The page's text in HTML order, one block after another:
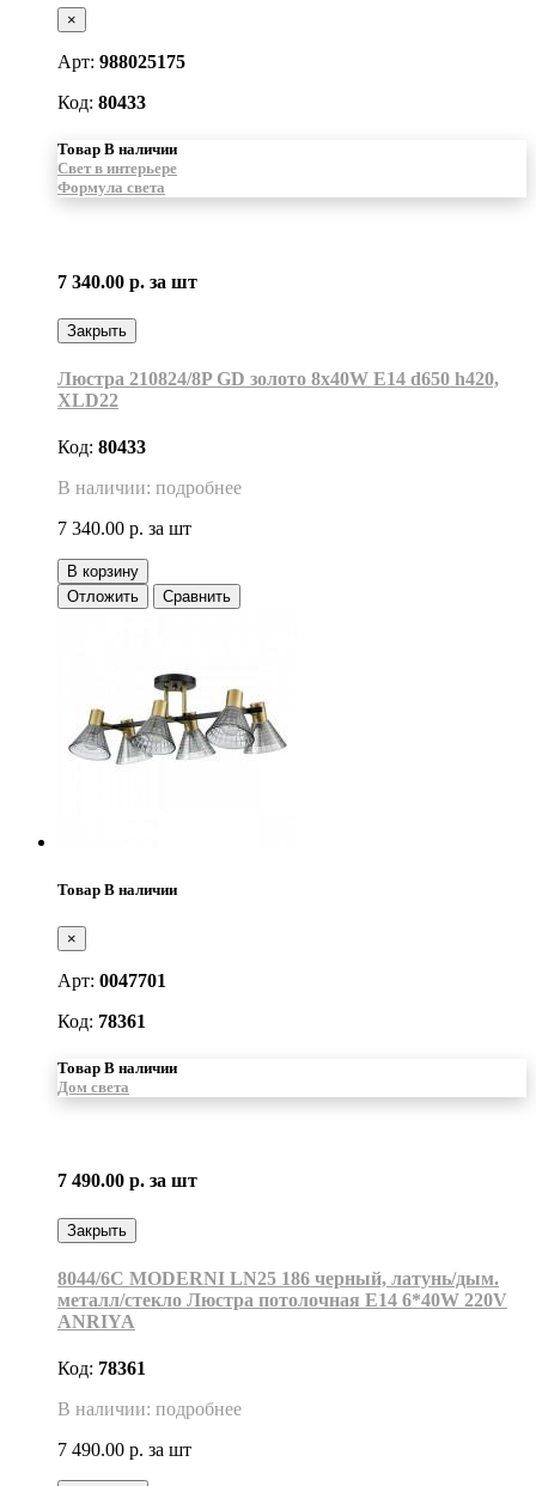
×
Арт: 988025175
Код: 80433
Товар В наличии
Свет в интерьере
Формула света
7 340.00 р. за шт
Закрыть
Люстра 210824/8P GD золото 8х40W E14 d650 h420,
XLD22
Код: 80433
В наличии: подробнее
7 340.00 р. за шт
В корзину
Отложить
Сравнить
Товар В наличии
×
Арт: 0047701
Код: 78361
Товар В наличии
Дом света
7 490.00 р. за шт
Закрыть
8044/6C MODERNI LN25 186 черный, латунь/дым.
металл/стекло Люстра потолочная Е14 6*40W 220V
ANRIYA
Код: 78361
В наличии: подробнее
7 490.00 р. за шт